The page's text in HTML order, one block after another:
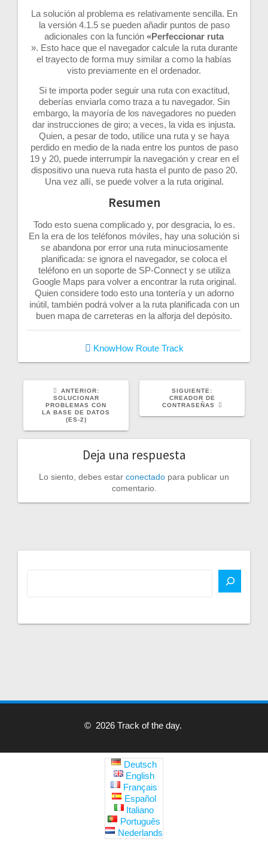
La solución al problema es relativamente sencilla. En
la versión 4.1.5 se pueden añadir puntos de paso
adicionales con la función «Perfeccionar ruta
». Esto hace que el navegador calcule la ruta durante
el trayecto de forma muy similar a como la habías
visto previamente en el ordenador.
Si te importa poder seguir una ruta con exactitud,
deberías enviarla como traza a tu navegador. Sin
embargo, la mayoría de los navegadores no pueden
dar instrucciones de giro; a veces, la vida es injusta.
Quien, a pesar de todo, utilice una ruta y se haya
perdido en medio de la nada entre los puntos de paso
19 y 20, puede interrumpir la navegación y crear en el
dispositivo una nueva ruta hasta el punto de paso 20.
Una vez allí, se puede volver a la ruta original.
Resumen
Todo esto suena complicado y, por desgracia, lo es.
En la era de los teléfonos móviles, hay una solución si
se abandona por error una ruta minuciosamente
planificada: se ignora el navegador, se coloca el
teléfono en un soporte de SP-Connect y se utiliza
Google Maps para volver a encontrar la ruta original.
Quien considere todo esto una tontería y un adorno
inútil, también podrá volver a la ruta planificada con un
buen mapa de carreteras en la alforja del depósito.
KnowHow Route Track
ANTERIOR:POST
ANTERIOR:
SOLUCIONAR
PROBLEMAS CON
LA BASE DE DATOS
(ES-2)
SIGUIENTE:
POST:
CREADOR DE
CONTRASEÑAS
Deja una respuesta
Lo siento, debes estar conectado para publicar un
comentario.
© 2026 Track of the day.
Deutsch
English
Français
Español
Italiano
Português
Nederlands